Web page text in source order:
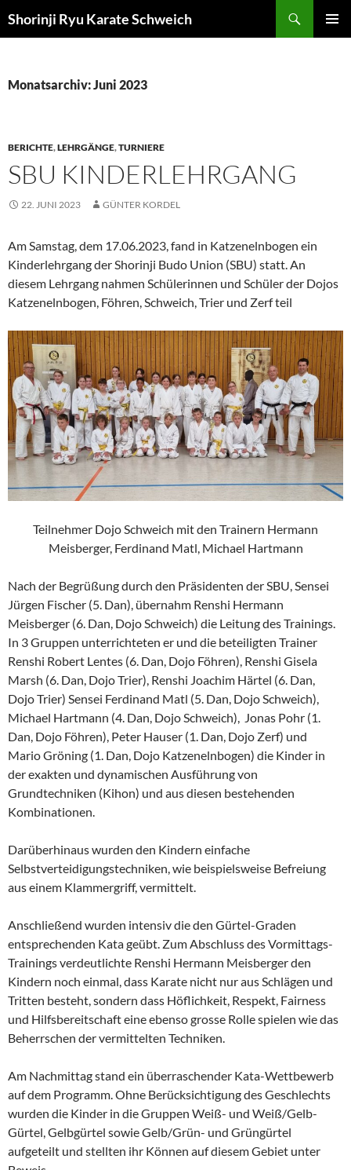
Inhalt
Shorinji Ryu Karate Schweich
Monatsarchiv: Juni 2023
BERICHTE,LEHRGÄNGE,TURNIERE
SBU KINDERLEHRGANG
22. JUNI 2023 GÜNTER KORDEL
Am Samstag, dem 17.06.2023, fand in Katzenelnbogen ein
Kinderlehrgang der Shorinji Budo Union (SBU) statt. An
diesem Lehrgang nahmen Schülerinnen und Schüler der Dojos
Katzenelnbogen, Föhren, Schweich, Trier und Zerf teil
Teilnehmer Dojo Schweich mit den Trainern Hermann
Meisberger, Ferdinand Matl, Michael Hartmann
Nach der Begrüßung durch den Präsidenten der SBU, Sensei
Jürgen Fischer (5. Dan), übernahm Renshi Hermann
Meisberger (6. Dan, Dojo Schweich) die Leitung des Trainings.
In 3 Gruppen unterrichteten er und die beteiligten Trainer
Renshi Robert Lentes (6. Dan, Dojo Föhren), Renshi Gisela
Marsh (6. Dan, Dojo Trier), Renshi Joachim Härtel (6. Dan,
Dojo Trier) Sensei Ferdinand Matl (5. Dan, Dojo Schweich),
Michael Hartmann (4. Dan, Dojo Schweich), Jonas Pohr (1.
Dan, Dojo Föhren), Peter Hauser (1. Dan, Dojo Zerf) und
Mario Gröning (1. Dan, Dojo Katzenelnbogen) die Kinder in
der exakten und dynamischen Ausführung von
Grundtechniken (Kihon) und aus diesen bestehenden
Kombinationen.
Darüberhinaus wurden den Kindern einfache
Selbstverteidigungstechniken, wie beispielsweise Befreiung
aus einem Klammergriff, vermittelt.
Anschließend wurden intensiv die den Gürtel-Graden
entsprechenden Kata geübt. Zum Abschluss des Vormittags-
Trainings verdeutlichte Renshi Hermann Meisberger den
Kindern noch einmal, dass Karate nicht nur aus Schlägen und
Tritten besteht, sondern dass Höflichkeit, Respekt, Fairness
und Hilfsbereitschaft eine ebenso grosse Rolle spielen wie das
Beherrschen der vermittelten Techniken.
Am Nachmittag stand ein überraschender Kata-Wettbewerb
auf dem Programm. Ohne Berücksichtigung des Geschlechts
wurden die Kinder in die Gruppen Weiß- und Weiß/Gelb-
Gürtel, Gelbgürtel sowie Gelb/Grün- und Grüngürtel
aufgeteilt und stellten ihr Können auf diesem Gebiet unter